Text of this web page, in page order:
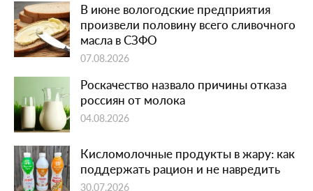
В июне вологодские предприятия
произвели половину всего сливочного
масла в СЗФО
07.08.2026
Роскачество назвало причины отказа
россиян от молока
04.08.2026
Кисломолочные продукты в жару: как
поддержать рацион и не навредить
30.07.2026